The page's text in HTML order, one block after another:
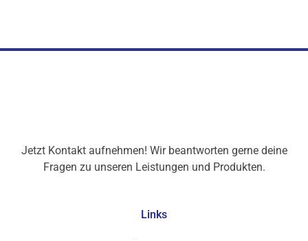
Jetzt Kontakt aufnehmen! Wir beantworten gerne deine
Fragen zu unseren Leistungen und Produkten.
Links